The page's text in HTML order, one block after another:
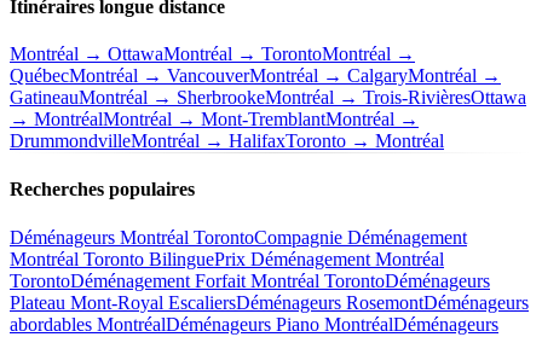
Itinéraires longue distance
Montréal → OttawaMontréal → TorontoMontréal →
QuébecMontréal → VancouverMontréal → CalgaryMontréal →
GatineauMontréal → SherbrookeMontréal → Trois-RivièresOttawa
→ MontréalMontréal → Mont-TremblantMontréal →
DrummondvilleMontréal → HalifaxToronto → Montréal
Recherches populaires
Déménageurs Montréal TorontoCompagnie Déménagement
Montréal Toronto BilinguePrix Déménagement Montréal
TorontoDéménagement Forfait Montréal TorontoDéménageurs
Plateau Mont-Royal EscaliersDéménageurs RosemontDéménageurs
abordables MontréalDéménageurs Piano MontréalDéménageurs